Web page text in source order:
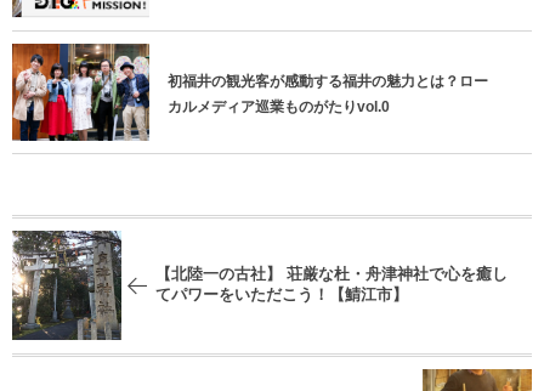
初福井の観光客が感動する福井の魅力とは？ロー
カルメディア巡業ものがたりvol.0
【北陸一の古社】 荘厳な杜・舟津神社で心を癒し
てパワーをいただこう！【鯖江市】